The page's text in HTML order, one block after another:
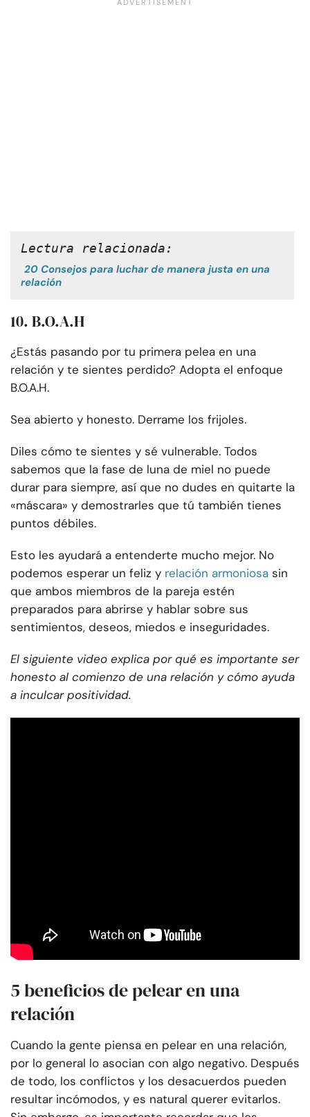
Lectura relacionada:
20 Consejos para luchar de manera justa en una
relación
10. B.O.A.H
¿Estás pasando por tu primera pelea en una
relación y te sientes perdido? Adopta el enfoque
B.O.A.H.
Sea abierto y honesto. Derrame los frijoles.
Diles cómo te sientes y sé vulnerable. Todos
sabemos que la fase de luna de miel no puede
durar para siempre, así que no dudes en quitarte la
«máscara» y demostrarles que tú también tienes
puntos débiles.
Esto les ayudará a entenderte mucho mejor. No
podemos esperar un feliz y relación armoniosa sin
que ambos miembros de la pareja estén
preparados para abrirse y hablar sobre sus
sentimientos, deseos, miedos e inseguridades.
El siguiente video explica por qué es importante ser
honesto al comienzo de una relación y cómo ayuda
a inculcar positividad.
5 beneficios de pelear en una
relación
Cuando la gente piensa en pelear en una relación,
por lo general lo asocian con algo negativo. Después
de todo, los conflictos y los desacuerdos pueden
resultar incómodos, y es natural querer evitarlos.